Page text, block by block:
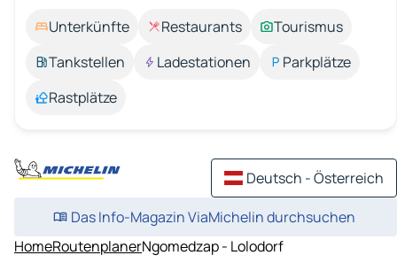
Unterkünfte Restaurants
Tourismus
Tankstellen
Ladestationen
Parkplätze
Rastplätze
Deutsch - Österreich
Das Info-Magazin ViaMichelin durchsuchen
HomeRoutenplanerNgomedzap - Lolodorf